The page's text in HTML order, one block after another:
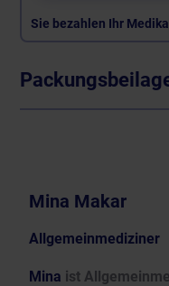
Sie bezahlen Ihr
Mina Makar
Allgemeinmediziner
Mina ist